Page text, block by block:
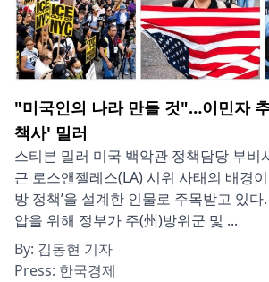
"미국인의 나라 만들 것"…이민자
책사' 밀러
스티븐 밀러 미국 백악관 정책담당 부비
근 로스앤젤레스(LA) 시위 사태의 배경
방 정책’을 설계한 인물로 주목받고 있
압을 위해 정부가 주(州)방위군 및 ...
By: 김동현 기자
Press: 한국경제